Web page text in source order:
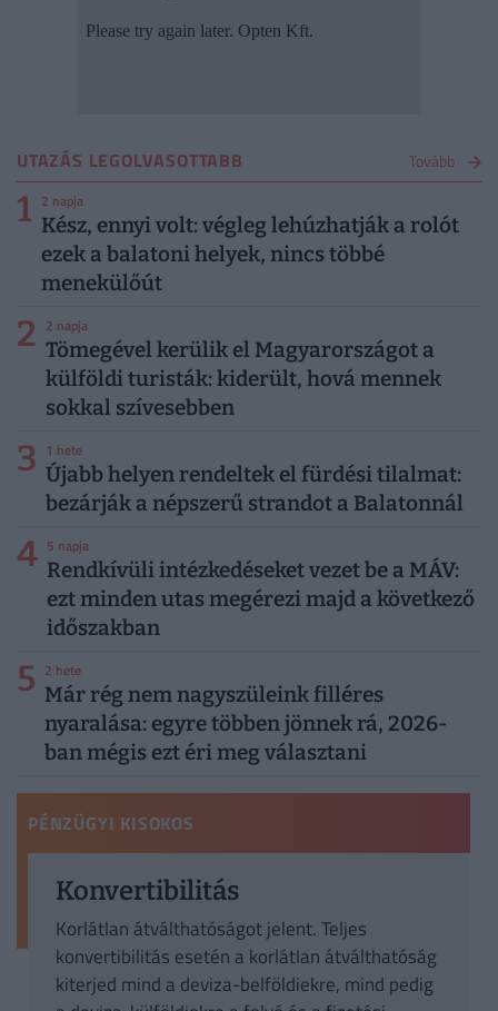
UTAZÁS LEGOLVASOTTABB Tovább
1 2 napja
Kész, ennyi volt: végleg lehúzhatják a rolót
ezek a balatoni helyek, nincs többé
menekülőút
2 2 napja
Tömegével kerülik el Magyarországot a
külföldi turisták: kiderült, hová mennek
sokkal szívesebben
3 1 hete
Újabb helyen rendeltek el fürdési tilalmat:
bezárják a népszerű strandot a Balatonnál
4 5 napja
Rendkívüli intézkedéseket vezet be a MÁV:
ezt minden utas megérezi majd a következő
időszakban
5 2 hete
Már rég nem nagyszüleink filléres
nyaralása: egyre többen jönnek rá, 2026-
ban mégis ezt éri meg választani
PÉNZÜGYI KISOKOS
Konvertibilitás
Korlátlan átválthatóságot jelent. Teljes
konvertibilitás esetén a korlátlan átválthatóság
kiterjed mind a deviza-belföldiekre, mind pedig